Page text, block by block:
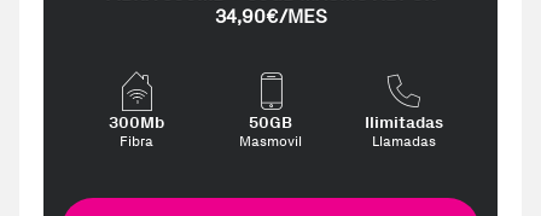
34,90€/MES
300Mb
Fibra
50GB
Masmovil
Ilimitadas
Llamadas